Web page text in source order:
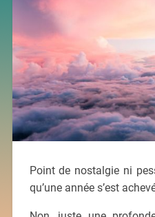
Point de nostalgie ni
qu’une année s’est